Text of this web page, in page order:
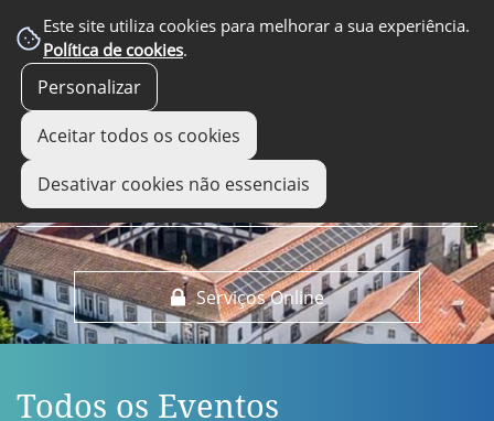
Este site utiliza cookies para melhorar a sua experiência.
Política de cookies.
Personalizar
Aceitar todos os cookies
Desativar cookies não essenciais
Serviços Online
EM DESTAQUE
Todos os Eventos